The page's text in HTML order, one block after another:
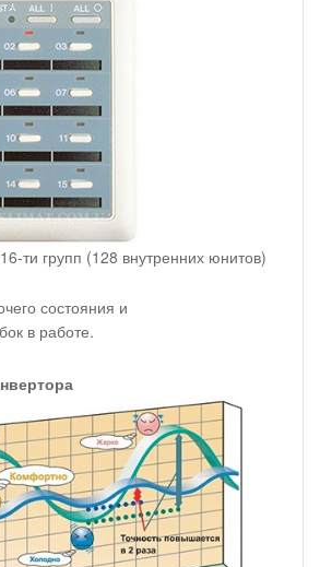
ти групп (128 внутренних юнитов)
состояния и
в работе.